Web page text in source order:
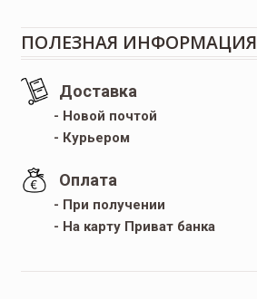
ПОЛЕЗНАЯ ИНФОРМАЦИЯ
Доставка
- Новой почтой
- Курьером
Оплата
- При получении
- На карту Приват банка